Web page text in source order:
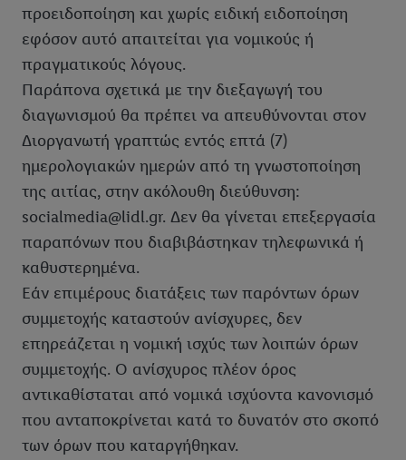
προειδοποίηση και χωρίς ειδική ειδοποίηση
εφόσον αυτό απαιτείται για νομικούς ή
πραγματικούς λόγους.
Παράπονα σχετικά με την διεξαγωγή του
διαγωνισμού θα πρέπει να απευθύνονται στον
Διοργανωτή γραπτώς εντός επτά (7)
ημερολογιακών ημερών από τη γνωστοποίηση
της αιτίας, στην ακόλουθη διεύθυνση:
socialmedia@lidl.gr. Δεν θα γίνεται επεξεργασία
παραπόνων που διαβιβάστηκαν τηλεφωνικά ή
καθυστερημένα.
Εάν επιμέρους διατάξεις των παρόντων όρων
συμμετοχής καταστούν ανίσχυρες, δεν
επηρεάζεται η νομική ισχύς των λοιπών όρων
συμμετοχής. Ο ανίσχυρος πλέον όρος
αντικαθίσταται από νομικά ισχύοντα κανονισμό
που ανταποκρίνεται κατά το δυνατόν στο σκοπό
των όρων που καταργήθηκαν.